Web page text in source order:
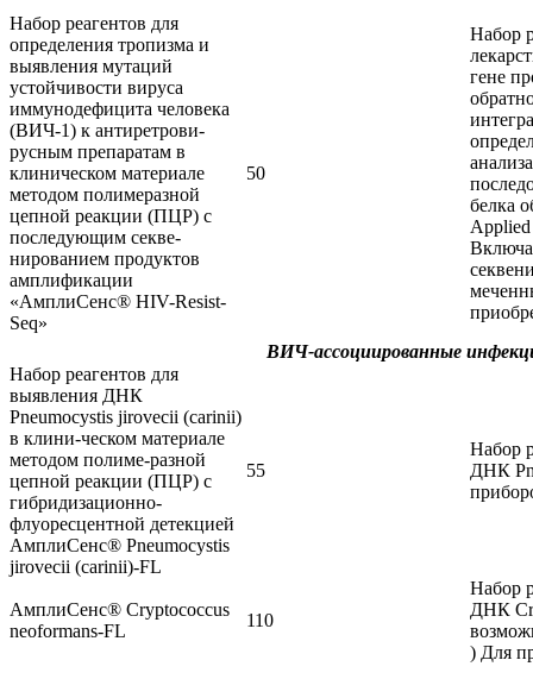
Набор реагентов для
определения тропизма и
выявления мутаций
устойчивости вируса
иммунодефицита человека
(ВИЧ-1) к антиретрови-
русным препаратам в
клиническом материале
методом полимеразной
цепной реакции (ПЦР) с
последующим секве-
нированием продуктов
амплификации
«АмплиСенс® HIV-Resist-
Seq»
50
Набор
гене
белка
Applied
ВИЧ-ассоциированные
Набор реагентов для
выявления ДНК
Pneumocystis jirovecii (carinii)
в клини-ческом материале
методом полиме-разной
цепной реакции (ПЦР) с
гибридизационно-
флуоресцентной детекцией
АмплиСенс® Pneumocystis
jirovecii (carinii)-FL
55
Набор
ДНК
АмплиСенс® Cryptococcus
neoformans-FL
110
Набор
ДНК
) Для